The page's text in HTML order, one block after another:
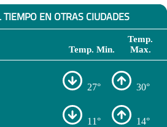
TIEMPO EN OTRAS CIUDADES
Temp. Min.
Temp.
Max.
27° 30°
11° 14°